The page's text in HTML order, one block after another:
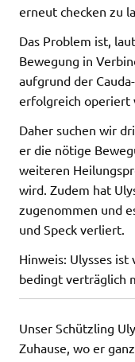
erneut checken zu
Das Problem ist,
Bewegung in
aufgrund der
erfolgreich operiert
Daher suchen wir
er die nötige
weiteren
wird. Zudem hat
zugenommen und
und Speck verliert.
Hinweis: Ulysses
bedingt verträglich
Unser Schützling
Zuhause, wo er